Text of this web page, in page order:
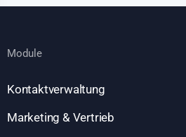
Module
Kontaktverwaltung
Marketing & Vertrieb